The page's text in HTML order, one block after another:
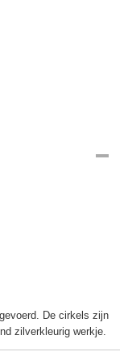
De cirkels zijn
zilverkleurig werkje.